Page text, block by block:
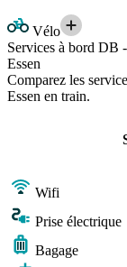
Vélo
Services à bord DB
Essen
Comparez les
Essen en train.
Wifi
Prise électrique
Bagage